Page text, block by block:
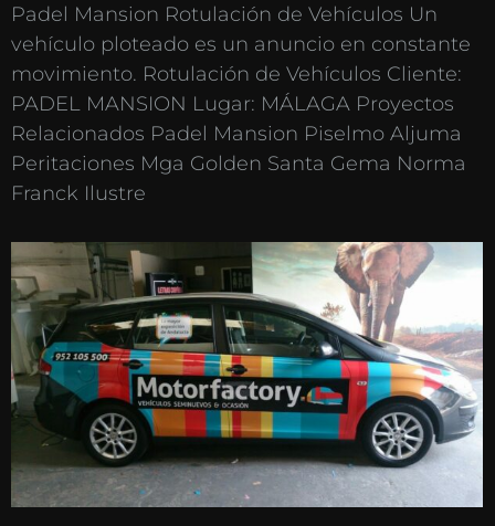
Padel Mansion Rotulación de Vehículos Un
vehículo ploteado es un anuncio en constante
movimiento. Rotulación de Vehículos Cliente:
PADEL MANSION Lugar: MÁLAGA Proyectos
Relacionados Padel Mansion Piselmo Aljuma
Peritaciones Mga Golden Santa Gema Norma
Franck Ilustre